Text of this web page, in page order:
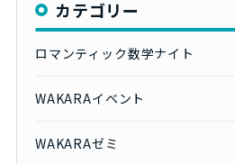
カテゴリー
ロマンティック数学ナイト
WAKARAイベント
WAKARAゼミ